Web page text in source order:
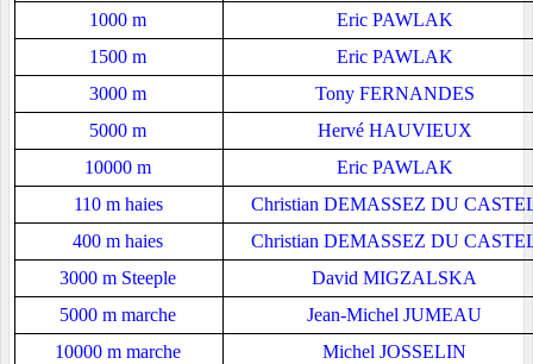
1000 m
Eric PAWLAK
1500 m
Eric PAWLAK
3000 m
Tony FERNANDES
5000 m
Hervé HAUVIEUX
10000 m
Eric PAWLAK
110 m haies
Christian DEMASSEZ DU
400 m haies
Christian DEMASSEZ DU
3000 m Steeple
David MIGZALSKA
5000 m marche
Jean-Michel JUMEAU
10000 m marche
Michel JOSSELIN